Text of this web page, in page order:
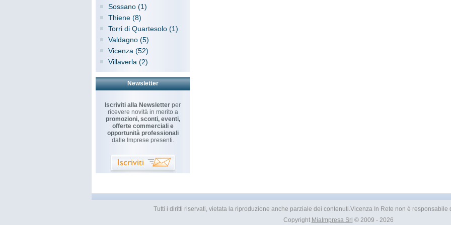
Sossano (1)
Thiene (8)
Torri di Quartesolo (1)
Valdagno (5)
Vicenza (52)
Villaverla (2)
Newsletter
Iscriviti alla Newsletter per
ricevere novità in merito a
promozioni, sconti, eventi,
offerte commerciali e
opportunità professionali
dalle Imprese presenti.
Tutti i diritti riservati, vietata la riproduzione anche parziale dei contenuti.Vicenza In Rete non è responsabile
Copyright MiaImpresa Srl © 2009 - 2026